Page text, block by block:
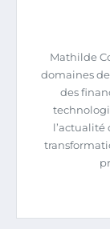
Mathilde
domaines
des
l’actualité